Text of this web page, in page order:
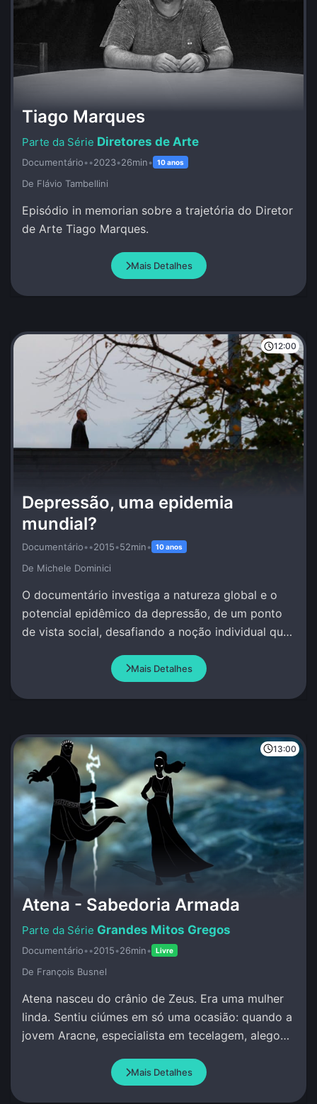
Tiago Marques
Diretores de Arte
Documentário••2023•26min• 10 anos
De Flávio Tambellini
Episódio in memorian sobre a trajetória do Diretor
de Arte Tiago Marques.
Mais Detalhes
12:00
Depressão, uma epidemia
mundial?
Documentário••2015•52min• 10 anos
De Michele Dominici
O documentário investiga a natureza global e o
potencial epidêmico da depressão, de um ponto
de vista social, desafiando a noção individual que
Mais Detalhes
13:00
Atena - Sabedoria Armada
Grandes Mitos Gregos
Documentário••2015•26min• Livre
De François Busnel
Atena nasceu do crânio de Zeus. Era uma mulher
linda. Sentiu ciúmes em só uma ocasião: quando a
jovem Aracne, especialista em tecelagem, alegou
Mais Detalhes